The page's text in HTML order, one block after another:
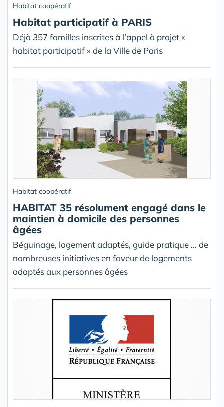
Habitat coopératif
Habitat participatif à PARIS
Déjà 357 familles inscrites à l’appel à projet «
habitat participatif » de la Ville de Paris
Habitat coopératif
HABITAT 35 résolument engagé dans le
maintien à domicile des personnes
âgées
Béguinage, logement adaptés, guide pratique ... de
nombreuses initiatives en faveur de logements
adaptés aux personnes âgées